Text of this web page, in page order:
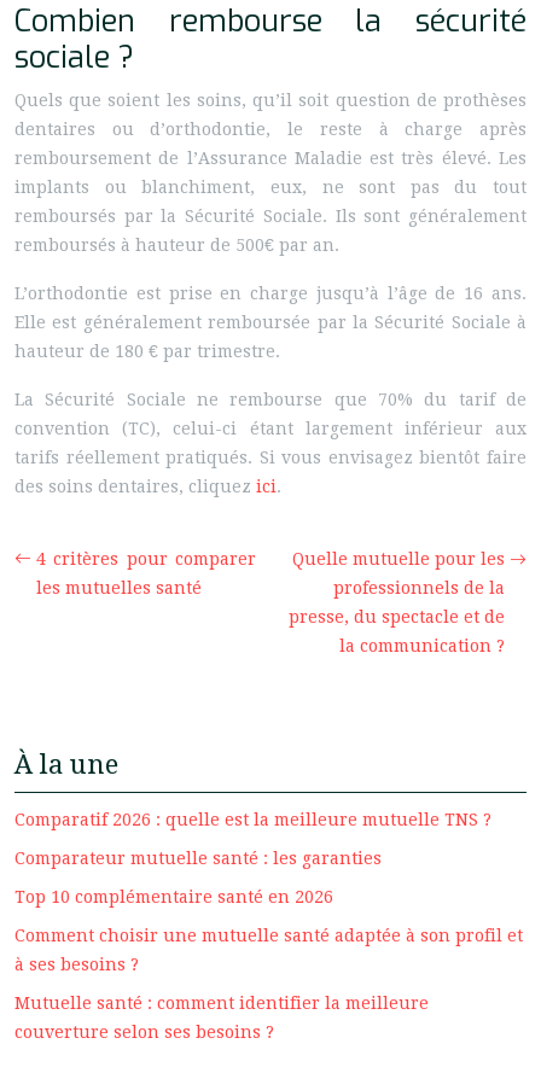
Combien rembourse la sécurité
sociale ?
Quels que soient les soins, qu’il soit question de prothèses
dentaires ou d’orthodontie, le reste à charge après
remboursement de l’Assurance Maladie est très élevé. Les
implants ou blanchiment, eux, ne sont pas du tout
remboursés par la Sécurité Sociale. Ils sont généralement
remboursés à hauteur de 500€ par an.
L’orthodontie est prise en charge jusqu’à l’âge de 16 ans.
Elle est généralement remboursée par la Sécurité Sociale à
hauteur de 180 € par trimestre.
La Sécurité Sociale ne rembourse que 70% du tarif de
convention (TC), celui-ci étant largement inférieur aux
tarifs réellement pratiqués. Si vous envisagez bientôt faire
des soins dentaires, cliquez ici.
4 critères pour comparer
les mutuelles santé
Quelle mutuelle pour les
professionnels de la
presse, du spectacle et de
la communication ?
À la une
Comparatif 2026 : quelle est la meilleure mutuelle TNS ?
Comparateur mutuelle santé : les garanties
Top 10 complémentaire santé en 2026
Comment choisir une mutuelle santé adaptée à son profil et
à ses besoins ?
Mutuelle santé : comment identifier la meilleure
couverture selon ses besoins ?